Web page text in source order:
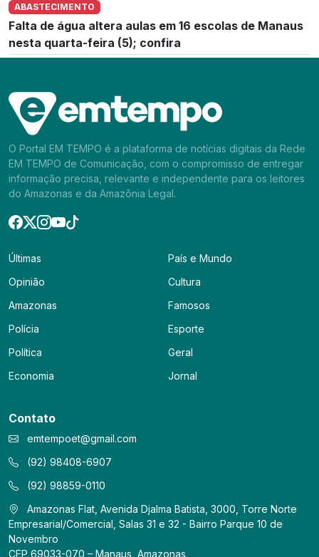
ABASTECIMENTO
Falta de água altera aulas em 16 escolas de Manaus
nesta quarta-feira (5); confira
O Portal EM TEMPO é a plataforma de notícias digitais da Rede
EM TEMPO de Comunicação, com o compromisso de entregar
informação precisa, relevante e independente para os leitores
do Amazonas e da Amazônia Legal.
Últimas
Opinião
Amazonas
Polícia
Política
Economia
País e Mundo
Cultura
Famosos
Esporte
Geral
Jornal
Contato
emtempoet@gmail.com
(92) 98408-6907
(92) 98859-0110
Amazonas Flat, Avenida Djalma Batista, 3000, Torre Norte
Empresarial/Comercial, Salas 31 e 32 - Bairro Parque 10 de
Novembro
CEP 69033-070 – Manaus, Amazonas